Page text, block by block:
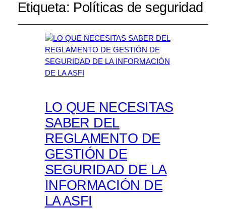
Etiqueta: Políticas de seguridad
LO QUE NECESITAS
SABER DEL
REGLAMENTO DE
GESTIÓN DE
SEGURIDAD DE LA
INFORMACIÓN DE
LA ASFI